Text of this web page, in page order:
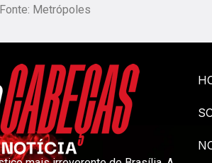
Metrópoles